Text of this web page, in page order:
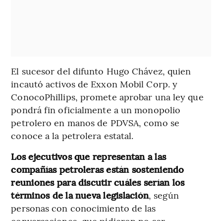
El sucesor del difunto Hugo Chávez, quien
incautó activos de Exxon Mobil Corp. y
ConocoPhillips, promete aprobar una ley que
pondrá fin oficialmente a un monopolio
petrolero en manos de PDVSA, como se
conoce a la petrolera estatal.
Los ejecutivos que representan a las
compañías petroleras están sosteniendo
reuniones para discutir cuáles serían los
términos de la nueva legislación, según
personas con conocimiento de las